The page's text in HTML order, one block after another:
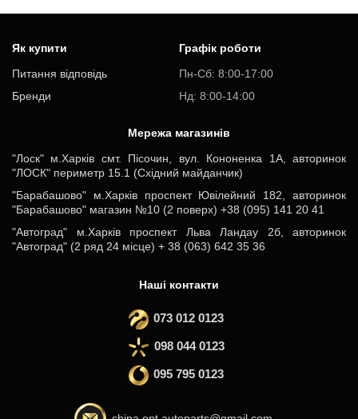
Як купити
Питання відповідь
Бренди
Графік роботи
Пн-Cб: 8:00-17:00
Нд: 8:00-14:00
Мережа магазинів
"Лоск" м.Харків смт. Пісочин, вул. Кононенка 1А, авторинок
"ЛОСК" периметр 15.1 (Східний майданчик)
"Барабашово" м.Харків проспект Ювілейний 182, авторинок
"Барабашово" магазин №10 (2 поверх) +38 (095) 141 20 41
"Автоград" м.Харків проспект Льва Ландау 2б, авторинок
"Автоград" (2 ряд 24 місце) + 38 (063) 642 35 36
Наші контакти
073 012 0123
098 044 0123
095 795 0123